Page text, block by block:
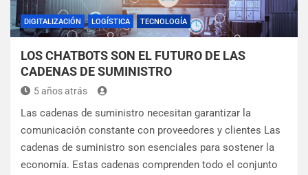
DIGITALIZACIÓN LOGÍSTICA TECNOLOGÍA
LOS CHATBOTS SON EL FUTURO DE LAS
CADENAS DE SUMINISTRO
5 años atrás
Las cadenas de suministro necesitan garantizar la
comunicación constante con proveedores y clientes Las
cadenas de suministro son esenciales para sostener la
economía. Estas cadenas comprenden todo el conjunto